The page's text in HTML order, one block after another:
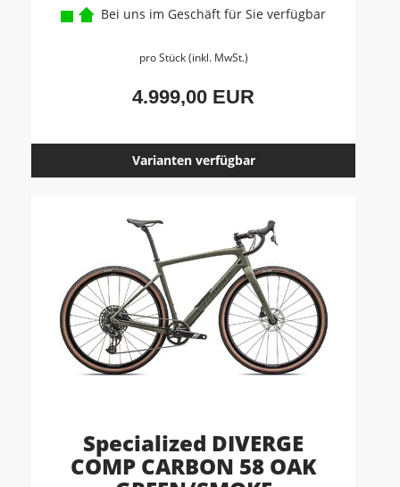
Bei uns im Geschäft für Sie verfügbar
pro Stück (inkl. MwSt.)
4.999,00 EUR
Varianten verfügbar
Specialized DIVERGE
COMP CARBON 58 OAK